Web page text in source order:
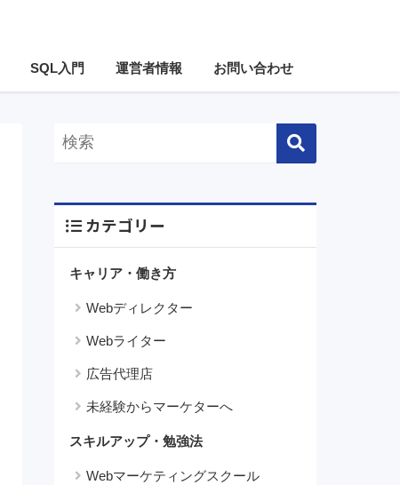
SQL入門 運営者情報 お問い合わせ
カテゴリー
キャリア・働き方
Webディレクター
Webライター
広告代理店
未経験からマーケターへ
スキルアップ・勉強法
Webマーケティングスクール